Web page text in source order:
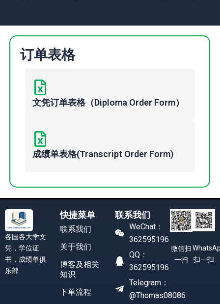
订单表格
文凭订单表格（Diploma Order Form）
成绩单表格(Transcript Order Form)
各国各大学文
凭，学位证
书，成绩单俱
乐部
快捷菜单
联系我们
关于我们
博客及相关
知识
下单流程
联系我们
WeChat：
362595196
QQ：
362595196
Telegram：
@Thomas08086
微信扫
一扫
扫一扫